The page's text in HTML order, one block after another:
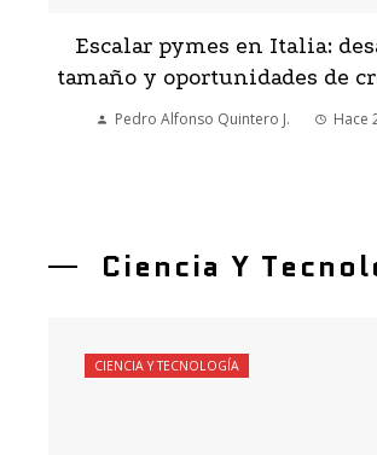
Escalar pymes en Italia:
tamaño y oportunidades de
Pedro Alfonso Quintero J. Hace
Ciencia Y
CIENCIA Y TECNOLOGÍA